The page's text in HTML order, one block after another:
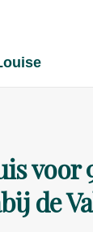
voor
de